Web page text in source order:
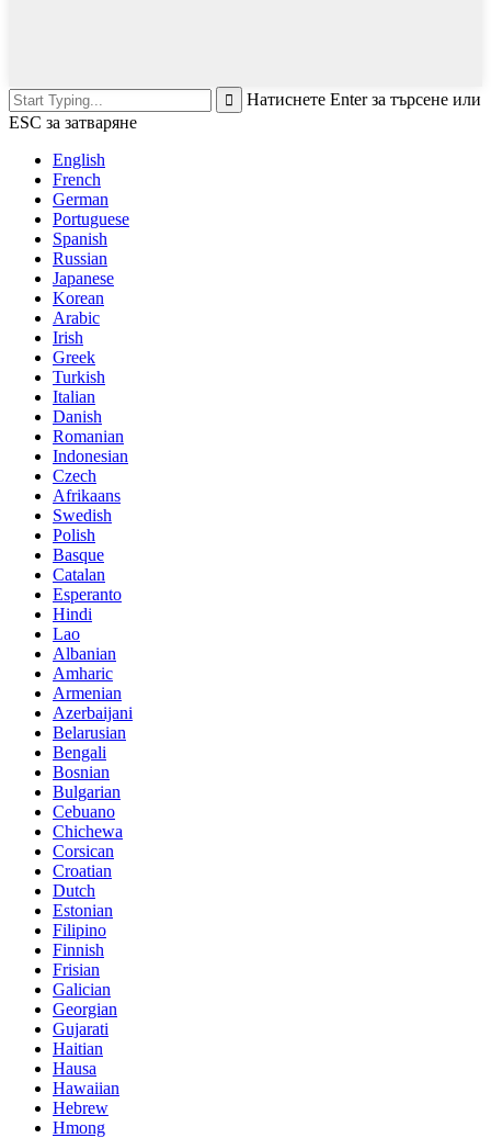
Натиснете Enter за търсене или
ESC за затваряне
English
French
German
Portuguese
Spanish
Russian
Japanese
Korean
Arabic
Irish
Greek
Turkish
Italian
Danish
Romanian
Indonesian
Czech
Afrikaans
Swedish
Polish
Basque
Catalan
Esperanto
Hindi
Lao
Albanian
Amharic
Armenian
Azerbaijani
Belarusian
Bengali
Bosnian
Bulgarian
Cebuano
Chichewa
Corsican
Croatian
Dutch
Estonian
Filipino
Finnish
Frisian
Galician
Georgian
Gujarati
Haitian
Hausa
Hawaiian
Hebrew
Hmong